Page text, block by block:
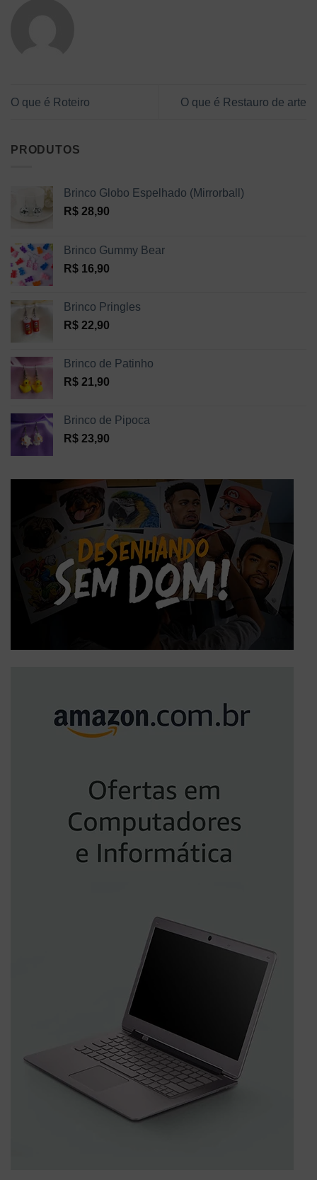
O que é Roteiro O que é Restauro de arte
PRODUTOS
Brinco Globo Espelhado (Mirrorball)
R$ 28,90
Brinco Gummy Bear
R$ 16,90
Brinco Pringles
R$ 22,90
Brinco de Patinho
R$ 21,90
Brinco de Pipoca
R$ 23,90